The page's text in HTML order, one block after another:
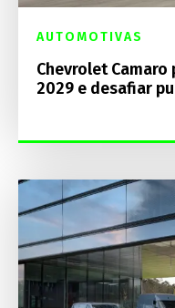
AUTOMOTIVAS
Chevrolet
2029 e desafiar